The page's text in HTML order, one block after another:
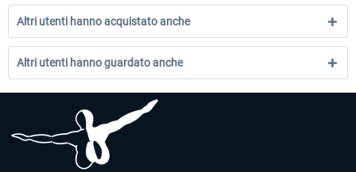
Altri utenti hanno acquistato anche
Altri utenti hanno guardato anche